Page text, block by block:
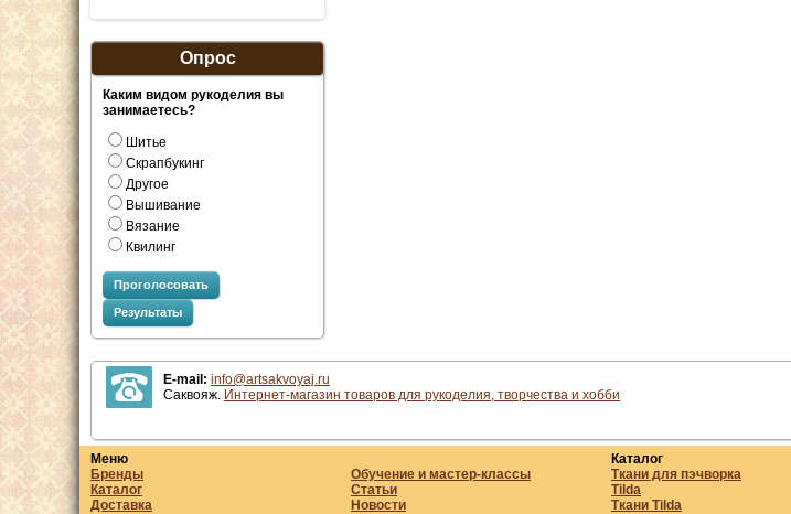
Опрос
Каким видом рукоделия вы
занимаетесь?
Шитье
Скрапбукинг
Другое
Вышивание
Вязание
Квилинг
Проголосовать
Результаты
E-mail: info@artsakvoyaj.ru
Саквояж. Интернет-магазин товаров для рукоделия, творчества и хобби
Меню
Бренды
Каталог
Доставка
Обучение и мастер-классы
Статьи
Новости
Каталог
Ткани для пэчворка
Tilda
Ткани Tilda